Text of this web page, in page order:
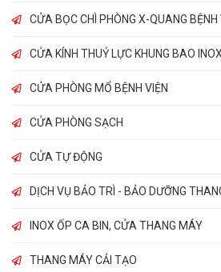
CỬA BỌC CHÌ PHÒNG X-QUANG BỆNH
CỬA KÍNH THUỶ LỰC KHUNG BAO INOX
CỬA PHÒNG MỔ BỆNH VIỆN
CỬA PHÒNG SẠCH
CỬA TỰ ĐỘNG
DỊCH VỤ BẢO TRÌ - BẢO DƯỠNG
INOX ỐP CA BIN, CỬA THANG MÁY
THANG MÁY CẢI TẠO